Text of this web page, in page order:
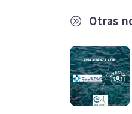
A Otras